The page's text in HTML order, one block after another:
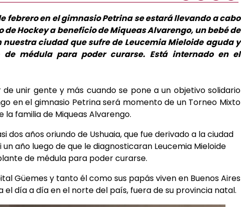
febrero en el gimnasio Petrina se estará llevando a cabo
de Hockey a beneficio de Miqueas Alvarengo, un bebé de
nuestra ciudad que sufre de Leucemia Mieloide aguda y
médula para poder curarse. Está internado en el
unir gente y más cuando se pone a un objetivo solidario
en el gimnasio Petrina será momento de un Torneo Mixto
la familia de Miqueas Alvarengo.
dos años oriundo de Ushuaia, que fue derivado a la ciudad
un año luego de que le diagnosticaran Leucemia Mieloide
de médula para poder curarse.
Güemes y tanto él como sus papás viven en Buenos Aires
el día a día en el norte del país, fuera de su provincia natal.